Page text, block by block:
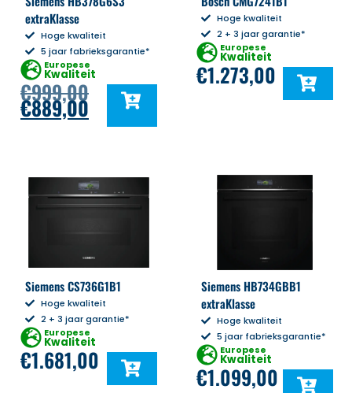
extraKlasse
Hoge kwaliteit
5 jaar fabrieksgarantie*
Europese
Kwaliteit
€999,00
€889,00
Hoge kwaliteit
2 + 3 jaar garantie*
Europese
Kwaliteit
€1.273,00
Siemens CS736G1B1
Hoge kwaliteit
2 + 3 jaar garantie*
Europese
Kwaliteit
€1.681,00
Siemens HB734GBB1
extraKlasse
Hoge kwaliteit
5 jaar fabrieksgarantie*
Europese
Kwaliteit
€1.099,00